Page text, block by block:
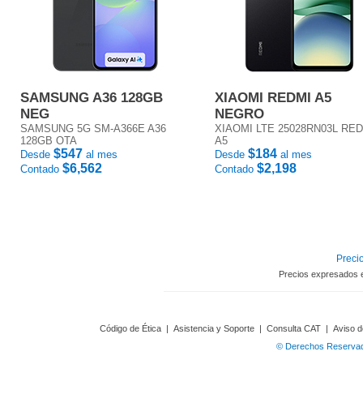
SAMSUNG A36 128GB
NEG
SAMSUNG 5G SM-A366E A36
128GB OTA
Desde $547 al mes
Contado $6,562
XIAOMI REDMI A5
NEGRO
XIAOMI LTE 25028RN03L
A5
Desde $184 al mes
Contado $2,198
Precios expresados
Código de Ética | Asistencia y Soporte | Consulta CAT | Aviso
© Derechos